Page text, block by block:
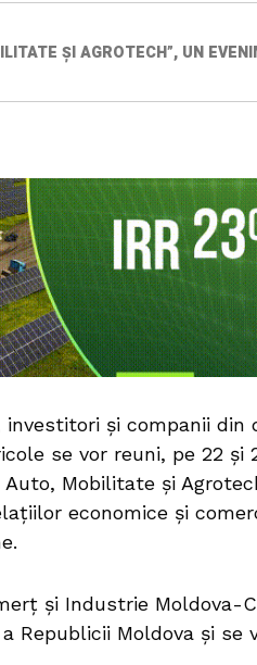
ȘI AGROTECH”, UN
și companii din
se vor reuni, pe 22 și
Mobilitate și
economice și
și Industrie Moldova-
Republicii Moldova și se